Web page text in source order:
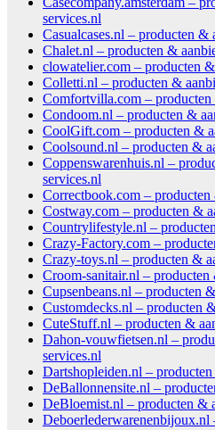
services.nl
Casualcases.nl – producten &
Chalet.nl – producten &
clowatelier.com – producten
Colletti.nl – producten &
Comfortvilla.com –
Condoom.nl – producten &
CoolGift.com – producten &
Coolsound.nl – producten &
Coppenswarenhuis.nl –
services.nl
Correctbook.com –
Costway.com – producten &
Countrylifestyle.nl –
Crazy-Factory.com –
Crazy-toys.nl – producten &
Croom-sanitair.nl –
Cupsenbeans.nl – producten
Customdecks.nl – producten
CuteStuff.nl – producten &
Dahon-vouwfietsen.nl –
services.nl
Dartshopleiden.nl –
DeBallonnensite.nl –
DeBloemist.nl – producten &